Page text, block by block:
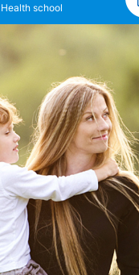
Health school